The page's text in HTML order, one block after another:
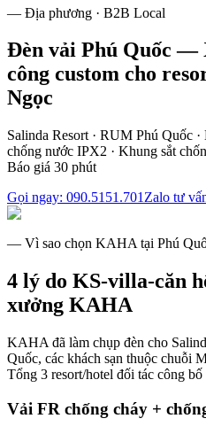
— Địa phương · B2B Local
Đèn vải Phú Quốc —
công custom cho
Ngọc
Salinda Resort · RUM Phú Quốc
chống nước IPX2 · Khung sắt
Báo giá 30 phút
Gọi ngay: 090.5151.701 Zalo tư
— Vì sao chọn KAHA tại Phú
4 lý do KS-villa-căn
xưởng KAHA
KAHA đã làm chụp đèn cho
Quốc, các khách sạn thuộc chuỗi
Tổng 3 resort/hotel đối tác công
Vải FR chống cháy +